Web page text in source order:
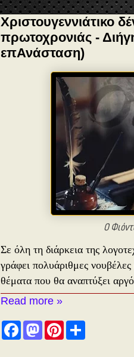
Χριστουγεννιάτικο
πρωτοχρονιάς -
επΑνάσταση)
Ο
Σε όλη τη διάρκεια της
γράφει πολυάριθμες
θέματα που θα αναπτύξει
Read more »
F
a
M
a
P